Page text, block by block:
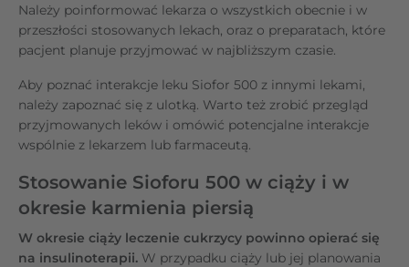
Należy poinformować lekarza o wszystkich obecnie i w
przeszłości stosowanych lekach, oraz o preparatach, które
pacjent planuje przyjmować w najbliższym czasie.
Aby poznać interakcje leku Siofor 500 z innymi lekami,
należy zapoznać się z ulotką. Warto też zrobić przegląd
przyjmowanych leków i omówić potencjalne interakcje
wspólnie z lekarzem lub farmaceutą.
Stosowanie Sioforu 500 w ciąży i w
okresie karmienia piersią
W okresie ciąży leczenie cukrzycy powinno opierać się
na insulinoterapii. W przypadku ciąży lub jej planowania